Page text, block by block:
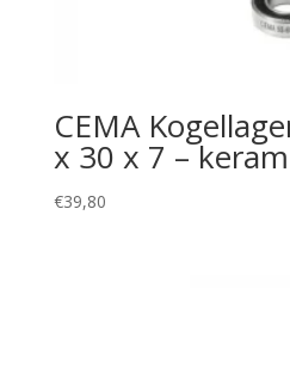
CEMA
x 30 x 7 –
€39,80